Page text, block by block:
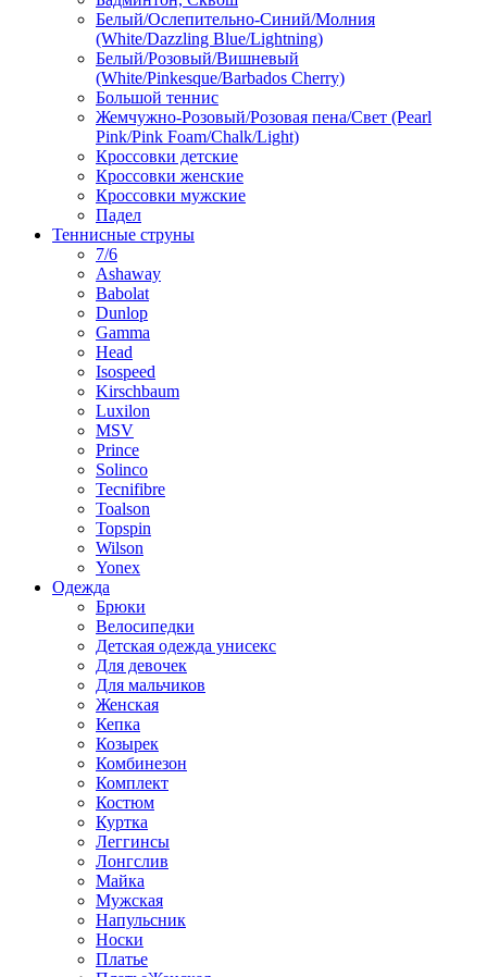
Белый/Ослепительно-Синий/Молния
(White/Dazzling Blue/Lightning)
Белый/Розовый/Вишневый
(White/Pinkesque/Barbados Cherry)
Большой теннис
Жемчужно-Розовый/Розовая пена/Свет (Pearl
Pink/Pink Foam/Chalk/Light)
Кроссовки детские
Кроссовки женские
Кроссовки мужские
Падел
Теннисные струны
7/6
Ashaway
Babolat
Dunlop
Gamma
Head
Isospeed
Kirschbaum
Luxilon
MSV
Prince
Solinco
Tecnifibre
Toalson
Topspin
Wilson
Yonex
Одежда
Брюки
Велосипедки
Детская одежда унисекс
Для девочек
Для мальчиков
Женская
Кепка
Козырек
Комбинезон
Комплект
Костюм
Куртка
Леггинсы
Лонгслив
Майка
Мужская
Напульсник
Носки
Платье